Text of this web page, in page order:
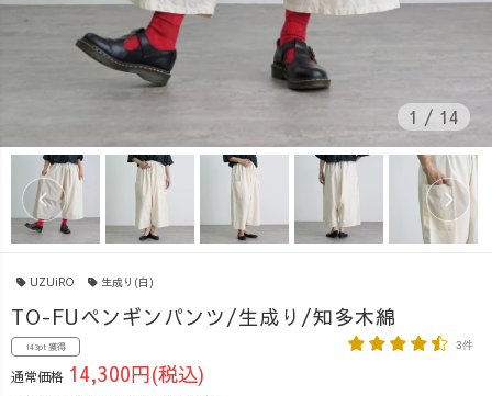
1 / 14
UZUiRO 生成り(白)
TO-FUペンギンパンツ/生成り/知多木綿
143pt 獲得 3件
通常価格 14,300円(税込)